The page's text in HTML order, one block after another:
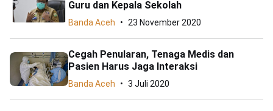
Guru dan Kepala Sekolah
Banda Aceh 23 November 2020
Cegah Penularan, Tenaga Medis dan
Pasien Harus Jaga Interaksi
Banda Aceh 3 Juli 2020